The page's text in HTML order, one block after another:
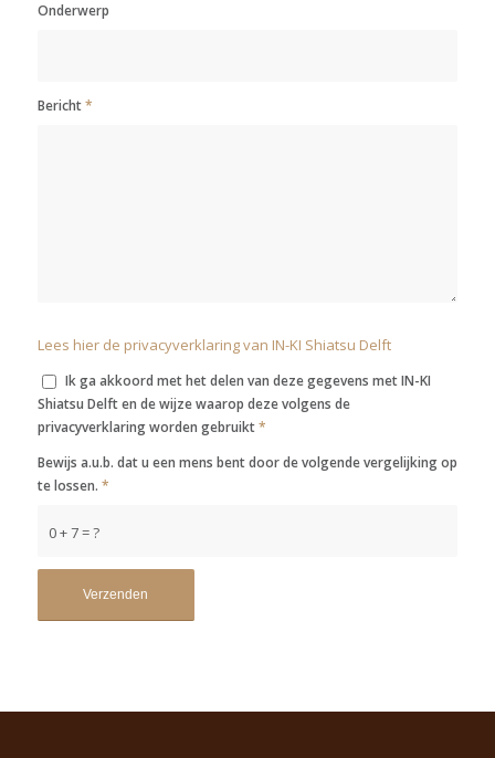
Onderwerp
Bericht*
Lees hier de privacyverklaring van IN-KI Shiatsu Delft
Ik ga akkoord met het delen van deze gegevens met IN-KI
Shiatsu Delft en de wijze waarop deze volgens de
privacyverklaring worden gebruikt*
0 + 7 = ?
Bewijs a.u.b. dat u een mens bent door de volgende vergelijking op
te lossen. *